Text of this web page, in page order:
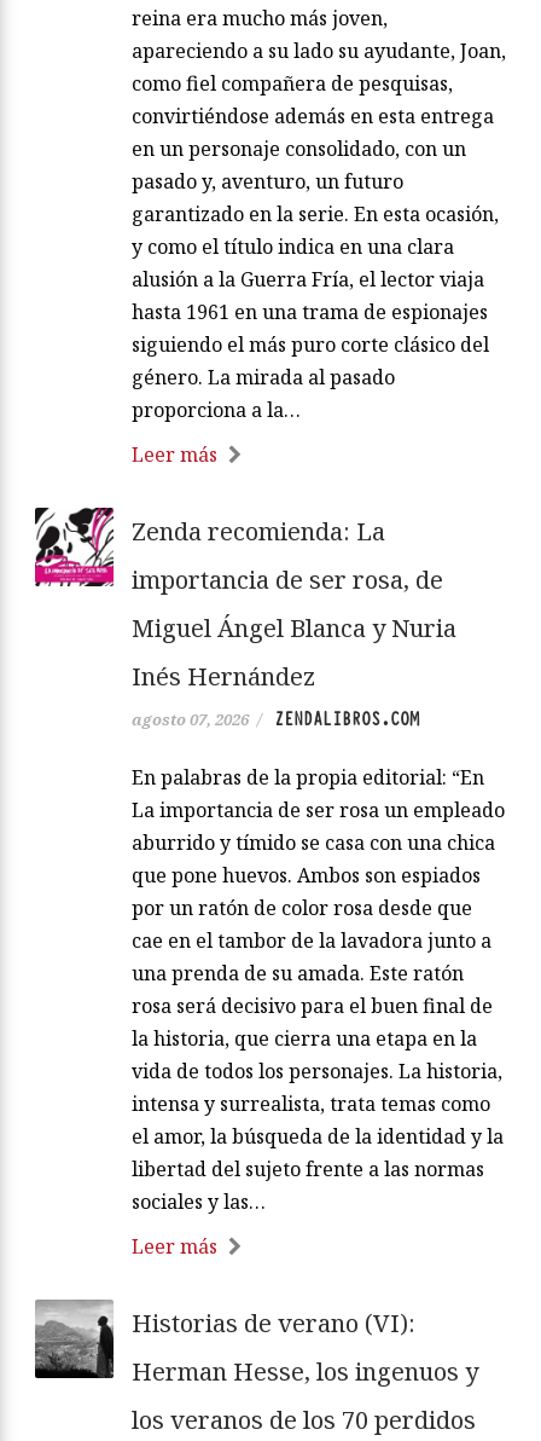
reina era mucho más joven,
apareciendo a su lado su ayudante, Joan,
como fiel compañera de pesquisas,
convirtiéndose además en esta entrega
en un personaje consolidado, con un
pasado y, aventuro, un futuro
garantizado en la serie. En esta ocasión,
y como el título indica en una clara
alusión a la Guerra Fría, el lector viaja
hasta 1961 en una trama de espionajes
siguiendo el más puro corte clásico del
género. La mirada al pasado
proporciona a la…
Leer más
Zenda recomienda: La
importancia de ser rosa, de
Miguel Ángel Blanca y Nuria
Inés Hernández
agosto 07, 2026 / ZENDALIBROS.COM
En palabras de la propia editorial: “En
La importancia de ser rosa un empleado
aburrido y tímido se casa con una chica
que pone huevos. Ambos son espiados
por un ratón de color rosa desde que
cae en el tambor de la lavadora junto a
una prenda de su amada. Este ratón
rosa será decisivo para el buen final de
la historia, que cierra una etapa en la
vida de todos los personajes. La historia,
intensa y surrealista, trata temas como
el amor, la búsqueda de la identidad y la
libertad del sujeto frente a las normas
sociales y las…
Leer más
Historias de verano (VI):
Herman Hesse, los ingenuos y
los veranos de los 70 perdidos